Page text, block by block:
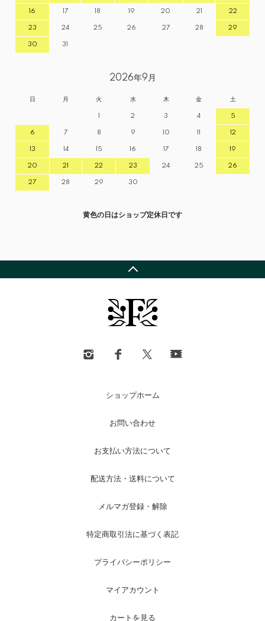
16 17 18 19 20 21 22
23 24 25 26 27 28 29
30 31
2026年9月
日 月 火 水 木 金 土
1 2 3 4 5
6 7 8 9 10 11 12
13 14 15 16 17 18 19
20 21 22 23 24 25 26
27 28 29 30
黄色の日はショップ定休日です
ショップホーム
お問い合わせ
お支払い方法について
配送方法・送料について
メルマガ登録・解除
特定商取引法に基づく表記
プライバシーポリシー
マイアカウント
カートを見る